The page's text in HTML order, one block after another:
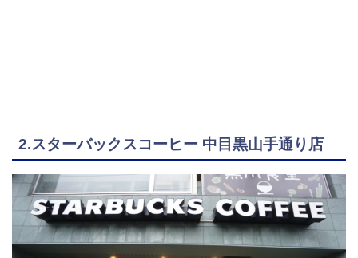
2.スターバックスコーヒー 中目黒山手通り店